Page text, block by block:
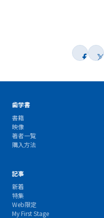
歯学書
書籍
映像
著者一覧
購入方法
記事
新着
特集
Web限定
My First Stage